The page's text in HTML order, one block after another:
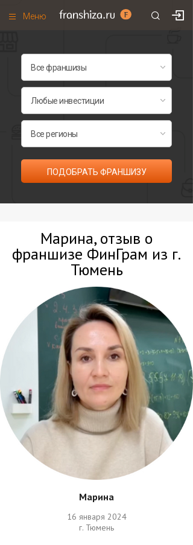
Меню
Франшизы по категориям
ПОДОБРАТЬ ФРАНШИЗУ
Марина, отзыв о
франшизе ФинГрам из г.
Тюмень
Марина
16 января 2024
г. Тюмень